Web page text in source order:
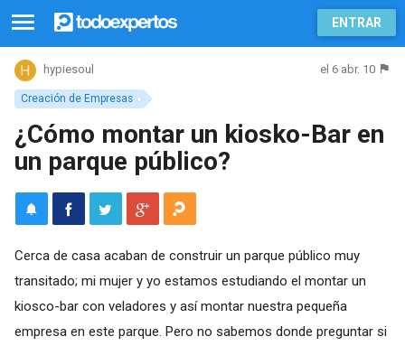
ENTRAR
Creación de Empresas
hypiesoul el 6 abr. 10
¿Cómo montar un kiosko-Bar en
un parque público?
Cerca de casa acaban de construir un parque público muy
transitado; mi mujer y yo estamos estudiando el montar un
kiosco-bar con veladores y así montar nuestra pequeña
empresa en este parque. Pero no sabemos donde preguntar si